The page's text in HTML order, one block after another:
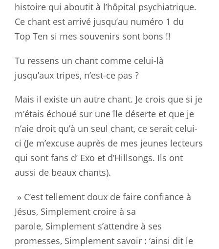
histoire qui aboutit à l’hôpital psychiatrique.
Ce chant est arrivé jusqu’au numéro 1 du
Top Ten si mes souvenirs sont bons !!
Tu ressens un chant comme celui-là
jusqu’aux tripes, n’est-ce pas ?
Mais il existe un autre chant. Je crois que si je
m’étais échoué sur une île déserte et que je
n’aie droit qu’à un seul chant, ce serait celui-
ci (Je m’excuse auprès de mes jeunes lecteurs
qui sont fans d’ Exo et d’Hillsongs. Ils ont
aussi de beaux chants).
» C’est tellement doux de faire confiance à
Jésus, Simplement croire à sa
parole, Simplement s’attendre à ses
promesses, Simplement savoir : ‘ainsi dit le